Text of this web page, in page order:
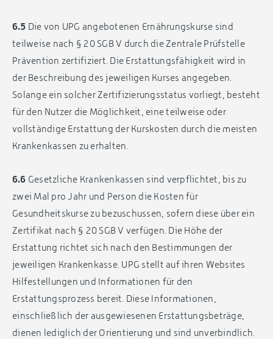
6.5 Die von UPG angebotenen Ernährungskurse sind
teilweise nach § 20 SGB V durch die Zentrale Prüfstelle
Prävention zertifiziert. Die Erstattungsfähigkeit wird in
der Beschreibung des jeweiligen Kurses angegeben.
Solange ein solcher Zertifizierungsstatus vorliegt, besteht
für den Nutzer die Möglichkeit, eine teilweise oder
vollständige Erstattung der Kurskosten durch die meisten
Krankenkassen zu erhalten.
6.6 Gesetzliche Krankenkassen sind verpflichtet, bis zu
zwei Mal pro Jahr und Person die Kosten für
Gesundheitskurse zu bezuschussen, sofern diese über ein
Zertifikat nach § 20 SGB V verfügen. Die Höhe der
Erstattung richtet sich nach den Bestimmungen der
jeweiligen Krankenkasse. UPG stellt auf ihren Websites
Hilfestellungen und Informationen für den
Erstattungsprozess bereit. Diese Informationen,
einschließlich der ausgewiesenen Erstattungsbeträge,
dienen lediglich der Orientierung und sind unverbindlich.